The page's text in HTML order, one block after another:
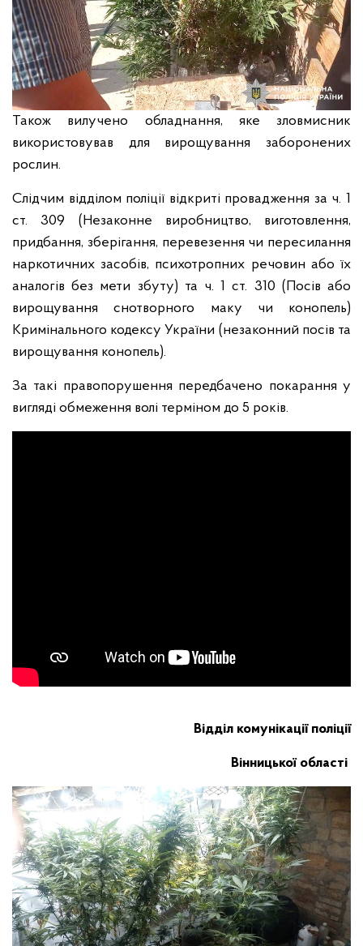
Також вилучено обладнання, яке зловмисник
використовував для вирощування заборонених
рослин.
Слідчим відділом поліції відкриті провадження за ч. 1
ст. 309 (Незаконне виробництво, виготовлення,
придбання, зберігання, перевезення чи пересилання
наркотичних засобів, психотропних речовин або їх
аналогів без мети збуту) та ч. 1 ст. 310 (Посів або
вирощування снотворного маку чи конопель)
Кримінального кодексу України (незаконний посів та
вирощування конопель).
За такі правопорушення передбачено покарання у
вигляді обмеження волі терміном до 5 років.
Відділ комунікації поліції
Вінницької області